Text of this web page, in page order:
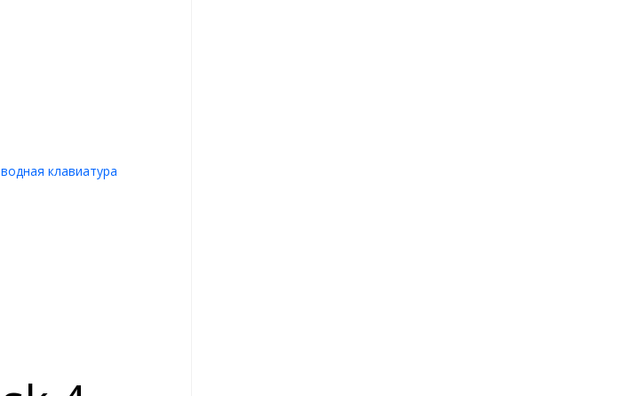
клавиатура